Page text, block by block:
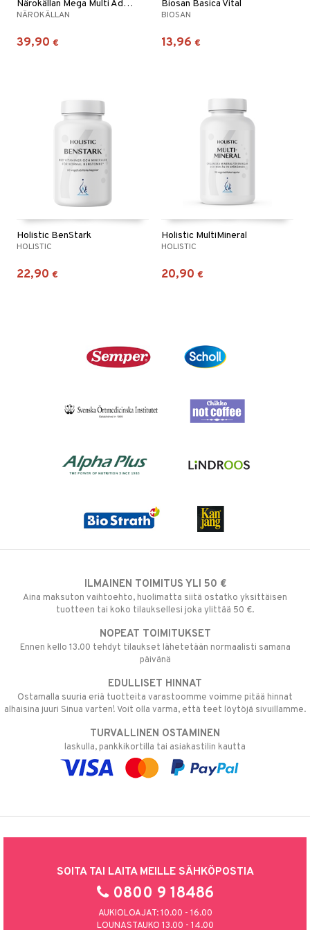
Närokällan Mega Multi Advanced
NÄROKÄLLAN
39,90 €
Biosan Basica Vital
BIOSAN
13,96 €
Holistic BenStark
HOLISTIC
22,90 €
Holistic MultiMineral
HOLISTIC
20,90 €
ILMAINEN TOIMITUS YLI 50 €
Aina maksuton vaihtoehto, huolimatta siitä ostatko yksittäisen
tuotteen tai koko tilauksellesi joka ylittää 50 €.
NOPEAT TOIMITUKSET
Ennen kello 13.00 tehdyt tilaukset lähetetään normaalisti samana
päivänä
EDULLISET HINNAT
Ostamalla suuria eriä tuotteita varastoomme voimme pitää hinnat
alhaisina juuri Sinua varten! Voit olla varma, että teet löytöjä sivuillamme.
TURVALLINEN OSTAMINEN
laskulla, pankkikortilla tai asiakastilin kautta
SOITA TAI LAITA MEILLE SÄHKÖPOSTIA
0800 9 18486
AUKIOLOAJAT: 10.00 - 16.00
LOUNASTAUKO 13.00 - 14.00